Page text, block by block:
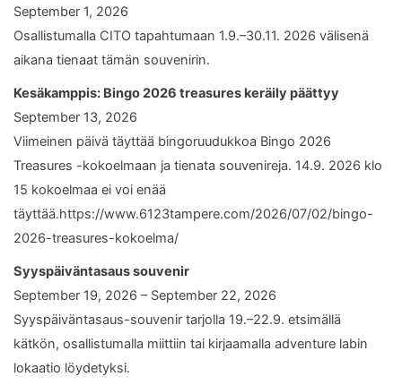
September 1, 2026
Osallistumalla CITO tapahtumaan 1.9.–30.11. 2026 välisenä
aikana tienaat tämän souvenirin.
Kesäkamppis: Bingo 2026 treasures keräily päättyy
September 13, 2026
Viimeinen päivä täyttää bingoruudukkoa Bingo 2026
Treasures -kokoelmaan ja tienata souvenireja. 14.9. 2026 klo
15 kokoelmaa ei voi enää
täyttää.https://www.6123tampere.com/2026/07/02/bingo-
2026-treasures-kokoelma/
Syyspäiväntasaus souvenir
September 19, 2026 – September 22, 2026
Syyspäiväntasaus-souvenir tarjolla 19.–22.9. etsimällä
kätkön, osallistumalla miittiin tai kirjaamalla adventure labin
lokaatio löydetyksi.